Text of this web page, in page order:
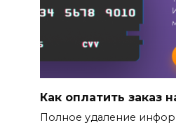
Как оплатить заказ
Полное удаление